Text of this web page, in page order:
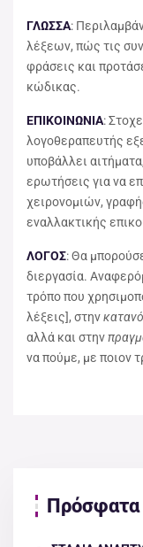
ΓΛΩΣΣΑ:
λέξεων, πώς τις
φράσεις και
κώδικας.
ΕΠΙΚΟΙΝΩΝΙΑ:
λογοθεραπευτής
υποβάλλει
ερωτήσεις για να
χειρονομιών,
εναλλακτικής
ΛΟΓΟΣ: Θα
διεργασία.
τρόπο που
λέξεις], στην
αλλά και στην
να πούμε, με ποιον
Πρόσφατα